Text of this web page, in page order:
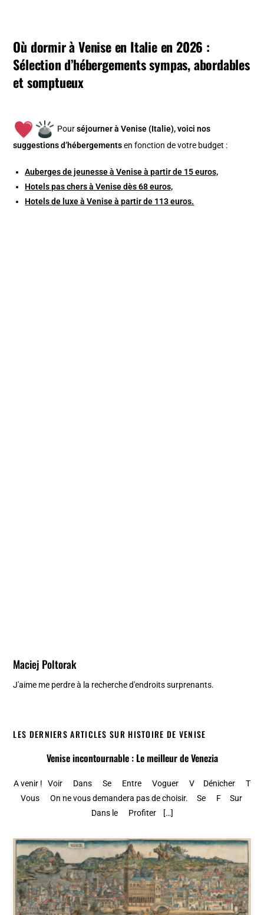
Où dormir à Venise en Italie en 2026 :
Sélection d’hébergements sympas, abordables
et somptueux
Pourséjourner à Venise (Italie), voici nos
suggestions d’hébergements en fonction de votre budget :
Auberges de jeunesse à Venise à partir de 15 euros,
Hotels pas chers à Venise dès 68 euros,
Hotels de luxe à Venise à partir de 113 euros.
Maciej Poltorak
J'aime me perdre à la recherche d'endroits surprenants.
LES DERNIERS ARTICLES SUR HISTOIRE DE VENISE
Venise incontournable : Le meilleur de Venezia
A venir ! Voir Dans Se Entre Voguer V Dénicher T
Vous On ne vous demandera pas de choisir. Se F Sur
Dans le Profiter […]